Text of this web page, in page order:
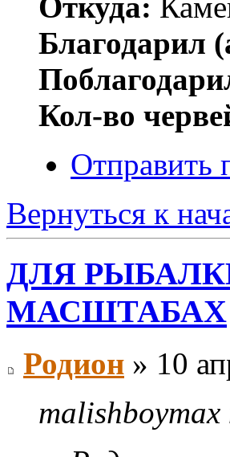
Откуда:
Благодарил
Кол-во
Отправить
Вернуться к
ДЛЯ
МАСШТАБАХ
Родион » 10
malishboymax